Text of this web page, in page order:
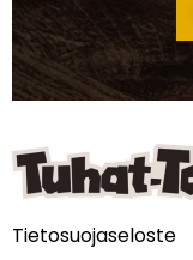
Tietosuojaseloste